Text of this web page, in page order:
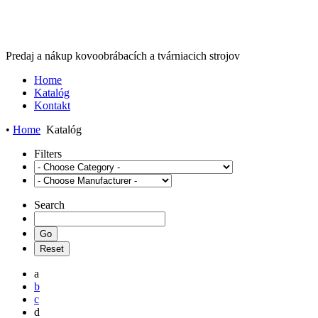
Predaj a nákup kovoobrábacích a tvárniacich strojov
Home
Katalóg
Kontakt
• Home Katalóg
Filters
Search
a
b
c
d